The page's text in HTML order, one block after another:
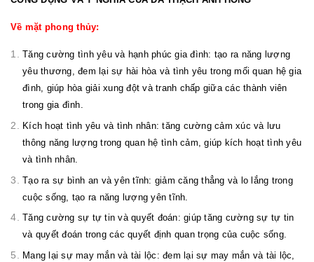
Về mặt phong thủy:
Tăng cường tình yêu và hạnh phúc gia đình: tạo ra năng lượng
yêu thương, đem lại sự hài hòa và tình yêu trong mối quan hệ gia
đình, giúp hòa giải xung đột và tranh chấp giữa các thành viên
trong gia đình.
Kích hoạt tình yêu và tình nhân: tăng cường cảm xúc và lưu
thông năng lượng trong quan hệ tình cảm, giúp kích hoạt tình yêu
và tình nhân.
Tạo ra sự bình an và yên tĩnh: giảm căng thẳng và lo lắng trong
cuộc sống, tạo ra năng lượng yên tĩnh.
Tăng cường sự tự tin và quyết đoán: giúp tăng cường sự tự tin
và quyết đoán trong các quyết định quan trọng của cuộc sống.
Mang lại sự may mắn và tài lộc: đem lại sự may mắn và tài lộc,